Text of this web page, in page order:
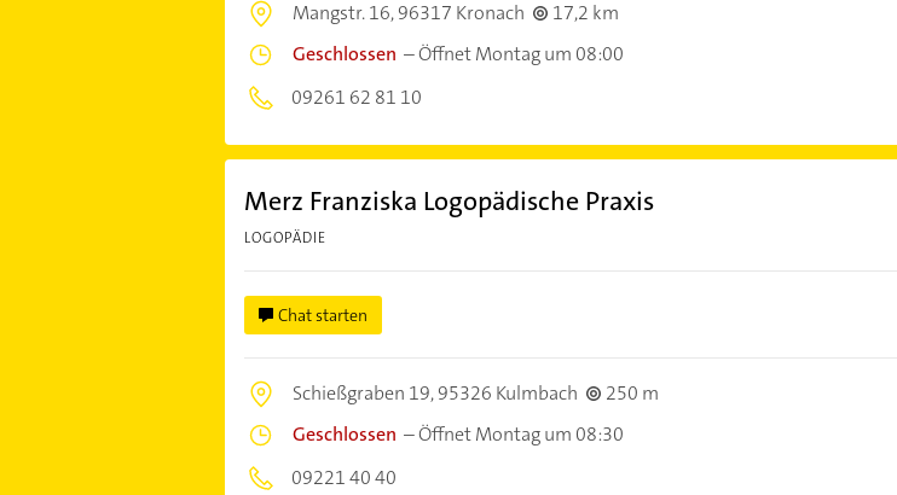
Mangstr. 16,96317 Kronach
17,2 km
Geschlossen –Öffnet Montag um 08:00
09261 62 81 10
Merz Franziska Logopädische Praxis
LOGOPÄDIE
Chat starten
Schießgraben 19,95326 Kulmbach
250 m
Geschlossen –Öffnet Montag um 08:30
09221 40 40